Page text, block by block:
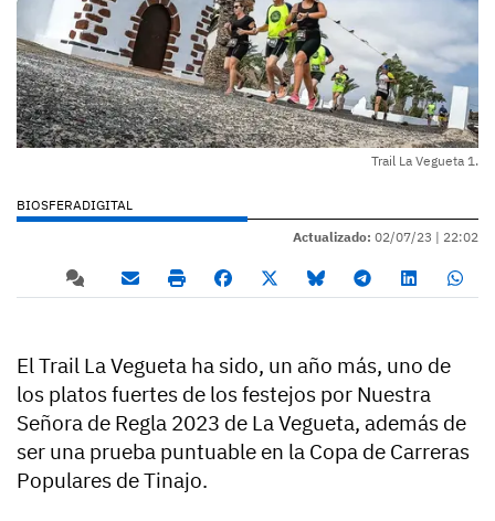
Trail La Vegueta 1.
BIOSFERADIGITAL
Actualizado: 02/07/23 | 22:02
El Trail La Vegueta ha sido, un año más, uno de
los platos fuertes de los festejos por Nuestra
Señora de Regla 2023 de La Vegueta, además de
ser una prueba puntuable en la Copa de Carreras
Populares de Tinajo.